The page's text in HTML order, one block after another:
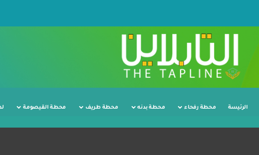
الرئيسة محطة رفحاء محطة بدنه محطة طريف محطة القيصومة